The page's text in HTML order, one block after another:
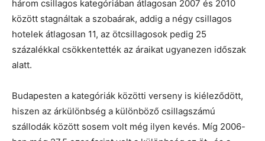
három csillagos kategóriában átlagosan 2007 és 2010
között stagnáltak a szobaárak, addig a négy csillagos
hotelek átlagosan 11, az ötcsillagosok pedig 25
százalékkal csökkentették az áraikat ugyanezen időszak
alatt.
Budapesten a kategóriák közötti verseny is kiéleződött,
hiszen az árkülönbség a különböző csillagszámú
szállodák között sosem volt még ilyen kevés. Míg 2006-